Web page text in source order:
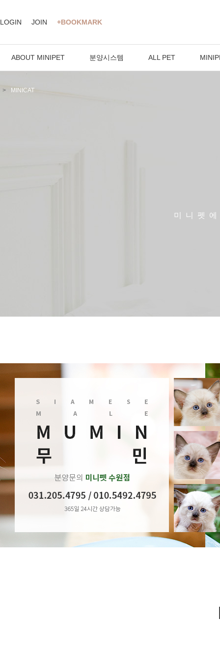
LOGIN JOIN +BOOKMARK
ABOUT MINIPET 분양시스템 ALL PET
미니펫
MINICAT